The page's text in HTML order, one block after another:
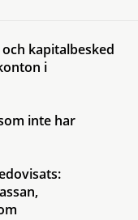
kapitalbesked
i
inte har